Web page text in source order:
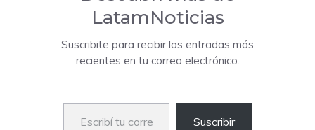
LatamNoticias
Suscribite para recibir las entradas más
recientes en tu correo electrónico.
Escribí tu correo electrónico…
Suscribir